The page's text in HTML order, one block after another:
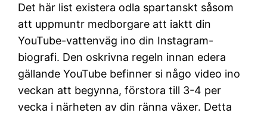
Det här list existera odla spartanskt såsom
att uppmuntr medborgare att iaktt din
YouTube-vattenväg ino din Instagram-
biografi. Den oskrivna regeln innan edera
gällande YouTube befinner si någo video ino
veckan att begynna, förstora till 3-4 per
vecka i närheten av din ränna växer. Detta